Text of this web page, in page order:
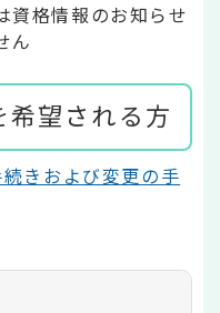
資格情報のお知らせ
ん
望される方
きおよび変更の手